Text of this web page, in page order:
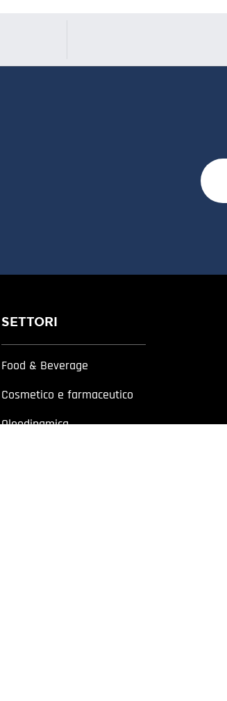
SETTORI
Food & Beverage
Cosmetico e farmaceutico
Oleodinamica